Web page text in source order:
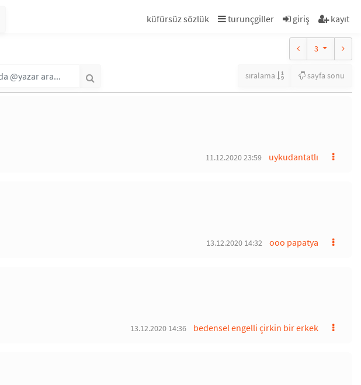
küfürsüz sözlük turunçgiller giriş kayıt
3
sıralama sayfa sonu
uykudantatlı
11.12.2020 23:59
ooo papatya
13.12.2020 14:32
bedensel engelli çirkin bir erkek
13.12.2020 14:36